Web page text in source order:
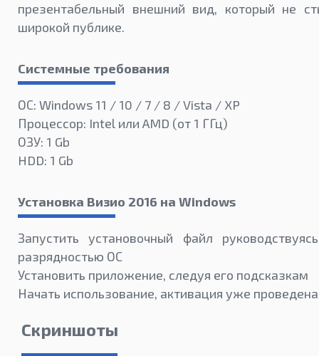
презентабельный внешний вид, который не
широкой публике.
Системные требования
ОС: Windows 11 / 10 / 7 / 8 / Vista / XP
Процессор: Intel или AMD (от 1 ГГц)
ОЗУ: 1 Gb
HDD: 1 Gb
Установка Визио 2016 на Windows
Запустить установочный файл
разрядностью ОС
Установить приложение, следуя его подсказкам
Начать использование, активация уже
Скриншоты